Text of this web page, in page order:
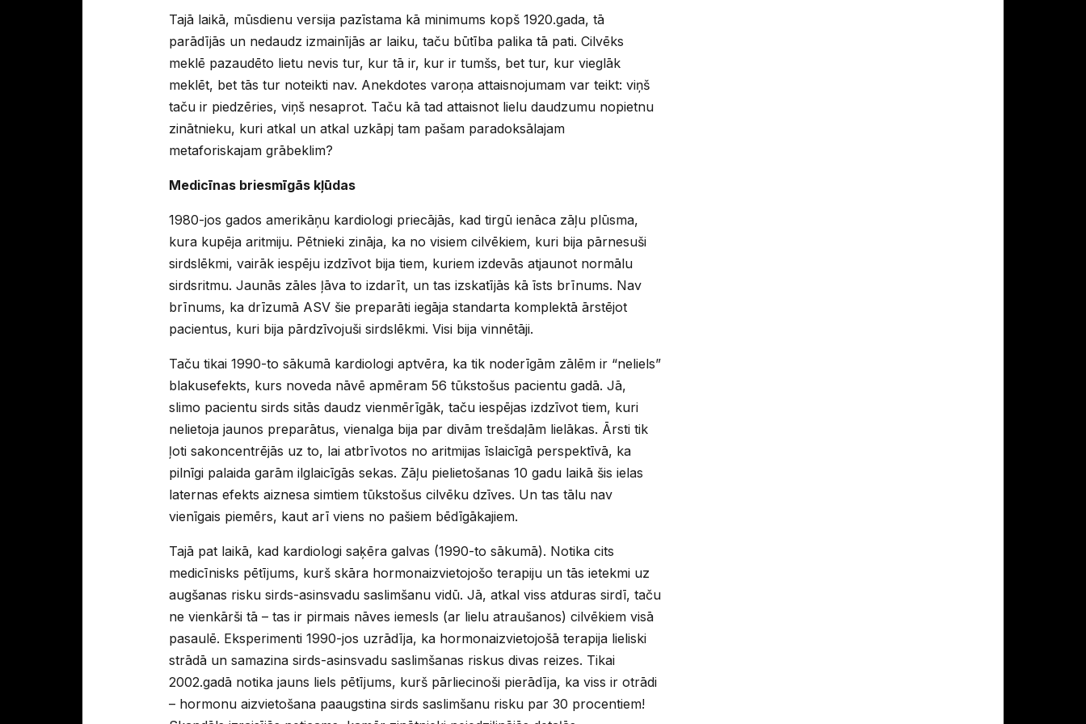
Tajā laikā, mūsdienu versija pazīstama kā minimums kopš 1920.gada, tā
parādījās un nedaudz izmainījās ar laiku, taču būtība palika tā pati. Cilvēks
meklē pazaudēto lietu nevis tur, kur tā ir, kur ir tumšs, bet tur, kur vieglāk
meklēt, bet tās tur noteikti nav. Anekdotes varoņa attaisnojumam var teikt: viņš
taču ir piedzēries, viņš nesaprot. Taču kā tad attaisnot lielu daudzumu nopietnu
zinātnieku, kuri atkal un atkal uzkāpj tam pašam paradoksālajam
metaforiskajam grābeklim?
Medicīnas briesmīgās kļūdas
1980-jos gados amerikāņu kardiologi priecājās, kad tirgū ienāca zāļu plūsma,
kura kupēja aritmiju. Pētnieki zināja, ka no visiem cilvēkiem, kuri bija pārnesuši
sirdslēkmi, vairāk iespēju izdzīvot bija tiem, kuriem izdevās atjaunot normālu
sirdsritmu. Jaunās zāles ļāva to izdarīt, un tas izskatījās kā īsts brīnums. Nav
brīnums, ka drīzumā ASV šie preparāti iegāja standarta komplektā ārstējot
pacientus, kuri bija pārdzīvojuši sirdslēkmi. Visi bija vinnētāji.
Taču tikai 1990-to sākumā kardiologi aptvēra, ka tik noderīgām zālēm ir “neliels”
blakusefekts, kurs noveda nāvē apmēram 56 tūkstošus pacientu gadā. Jā,
slimo pacientu sirds sitās daudz vienmērīgāk, taču iespējas izdzīvot tiem, kuri
nelietoja jaunos preparātus, vienalga bija par divām trešdaļām lielākas. Ārsti tik
ļoti sakoncentrējās uz to, lai atbrīvotos no aritmijas īslaicīgā perspektīvā, ka
pilnīgi palaida garām ilglaicīgās sekas. Zāļu pielietošanas 10 gadu laikā šis ielas
laternas efekts aiznesa simtiem tūkstošus cilvēku dzīves. Un tas tālu nav
vienīgais piemērs, kaut arī viens no pašiem bēdīgākajiem.
Tajā pat laikā, kad kardiologi saķēra galvas (1990-to sākumā). Notika cits
medicīnisks pētījums, kurš skāra hormonaizvietojošo terapiju un tās ietekmi uz
augšanas risku sirds-asinsvadu saslimšanu vidū. Jā, atkal viss atduras sirdī, taču
ne vienkārši tā – tas ir pirmais nāves iemesls (ar lielu atraušanos) cilvēkiem visā
pasaulē. Eksperimenti 1990-jos uzrādīja, ka hormonaizvietojošā terapija lieliski
strādā un samazina sirds-asinsvadu saslimšanas riskus divas reizes. Tikai
2002.gadā notika jauns liels pētījums, kurš pārliecinoši pierādīja, ka viss ir otrādi
– hormonu aizvietošana paaugstina sirds saslimšanu risku par 30 procentiem!